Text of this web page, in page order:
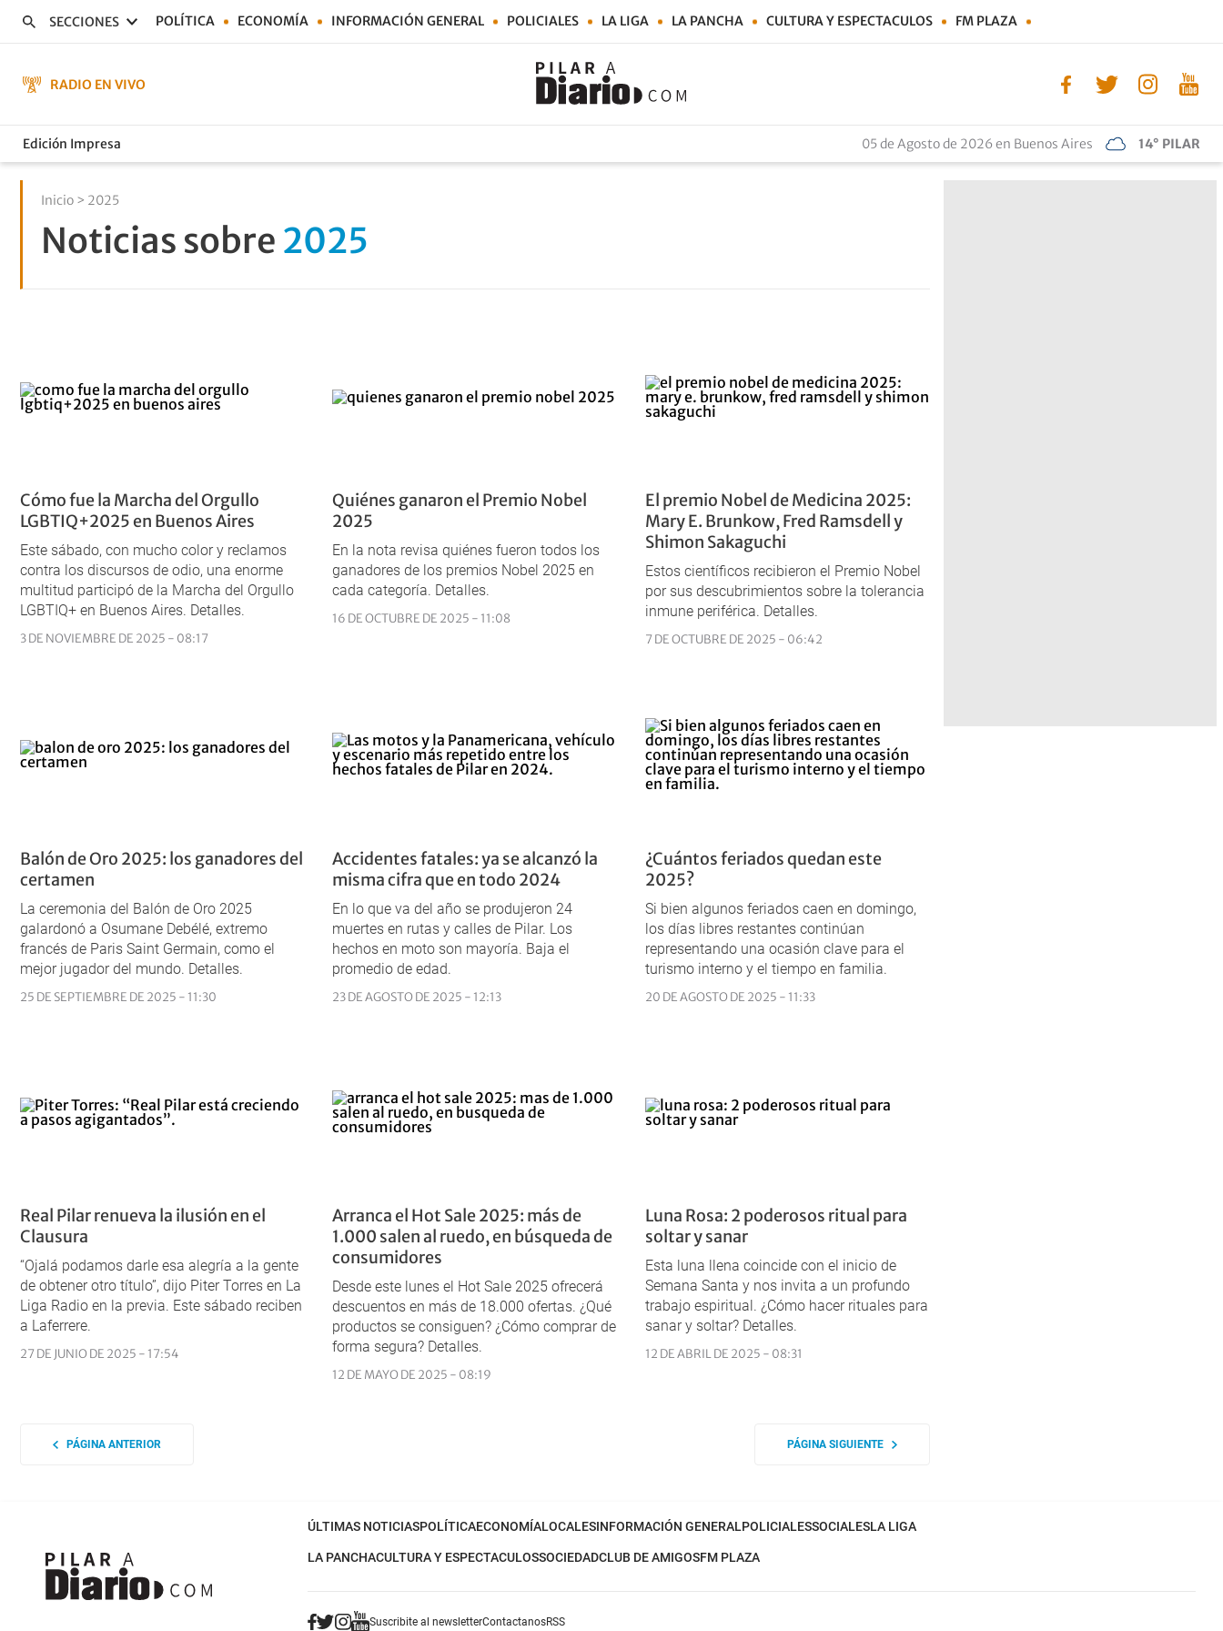
SECCIONES POLÍTICA ECONOMÍA INFORMACIÓN GENERAL POLICIALES LA LIGA LA PANCHA CULTURA Y ESPECTACULOS FM PLAZA
RADIO EN VIVO
Edición Impresa 05 de Agosto de 2026 en Buenos Aires 14° PILAR
Inicio > 2025
Noticias sobre 2025
Cómo fue la Marcha del Orgullo
LGBTIQ+2025 en Buenos Aires
Este sábado, con mucho color y reclamos
contra los discursos de odio, una enorme
multitud participó de la Marcha del Orgullo
LGBTIQ+ en Buenos Aires. Detalles.
3 DE NOVIEMBRE DE 2025 - 08:17
Quiénes ganaron el Premio Nobel
2025
En la nota revisa quiénes fueron todos los
ganadores de los premios Nobel 2025 en
cada categoría. Detalles.
16 DE OCTUBRE DE 2025 - 11:08
El premio Nobel de Medicina 2025:
Mary E. Brunkow, Fred Ramsdell y
Shimon Sakaguchi
Estos científicos recibieron el Premio Nobel
por sus descubrimientos sobre la tolerancia
inmune periférica. Detalles.
7 DE OCTUBRE DE 2025 - 06:42
Balón de Oro 2025: los ganadores del
certamen
La ceremonia del Balón de Oro 2025
galardonó a Osumane Debélé, extremo
francés de Paris Saint Germain, como el
mejor jugador del mundo. Detalles.
25 DE SEPTIEMBRE DE 2025 - 11:30
Accidentes fatales: ya se alcanzó la
misma cifra que en todo 2024
En lo que va del año se produjeron 24
muertes en rutas y calles de Pilar. Los
hechos en moto son mayoría. Baja el
promedio de edad.
23 DE AGOSTO DE 2025 - 12:13
¿Cuántos feriados quedan este
2025?
Si bien algunos feriados caen en domingo,
los días libres restantes continúan
representando una ocasión clave para el
turismo interno y el tiempo en familia.
20 DE AGOSTO DE 2025 - 11:33
Real Pilar renueva la ilusión en el
Clausura
“Ojalá podamos darle esa alegría a la gente
de obtener otro título”, dijo Piter Torres en La
Liga Radio en la previa. Este sábado reciben
a Laferrere.
27 DE JUNIO DE 2025 - 17:54
Arranca el Hot Sale 2025: más de
1.000 salen al ruedo, en búsqueda de
consumidores
Desde este lunes el Hot Sale 2025 ofrecerá
descuentos en más de 18.000 ofertas. ¿Qué
productos se consiguen? ¿Cómo comprar de
forma segura? Detalles.
12 DE MAYO DE 2025 - 08:19
Luna Rosa: 2 poderosos ritual para
soltar y sanar
Esta luna llena coincide con el inicio de
Semana Santa y nos invita a un profundo
trabajo espiritual. ¿Cómo hacer rituales para
sanar y soltar? Detalles.
12 DE ABRIL DE 2025 - 08:31
PÁGINA ANTERIOR PÁGINA SIGUIENTE
ÚLTIMAS NOTICIASPOLÍTICAECONOMÍALOCALESINFORMACIÓN GENERALPOLICIALESSOCIALESLA LIGA
LA PANCHACULTURA Y ESPECTACULOSSOCIEDADCLUB DE AMIGOSFM PLAZA
Suscribite al newsletterContactanosRSS